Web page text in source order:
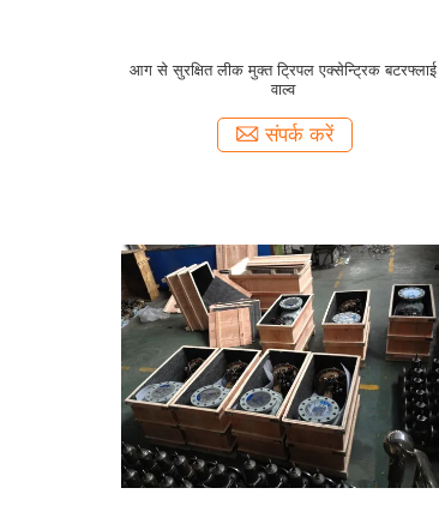
आग से सुरक्षित लीक मुक्त ट्रिपल एक्सेन्ट्रिक बटरफ्लाई
वाल्व
संपर्क करें